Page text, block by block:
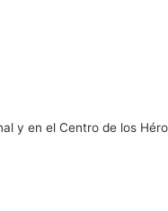
y en el Centro de los